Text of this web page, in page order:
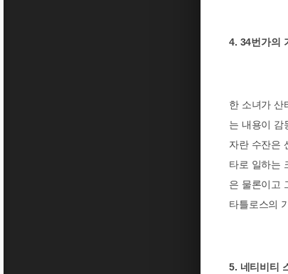
4. 34번가의
한 소녀가 산
는 내용이 감
자란 수잔은
타로 일하는
은 물론이고
타틀로스의
5. 네티비티